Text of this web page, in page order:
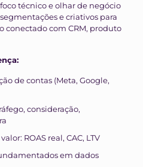
técnico e olhar de negócio
e criativos para
conectado com CRM, produto
de contas (Meta, Google,
consideração,
ROAS real, CAC, LTV
em dados